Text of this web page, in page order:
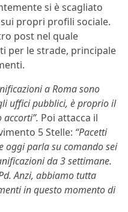
si è scagliato
sui propri profili sociale.
post nel quale
per le strade, principale
a Roma sono
uffici pubblici, è proprio il
accorti”. Poi attacca il
5 Stelle: “Pacetti
oggi parla su comando sei
da 3 settimane.
Anzi, abbiamo tutta
in questo momento di